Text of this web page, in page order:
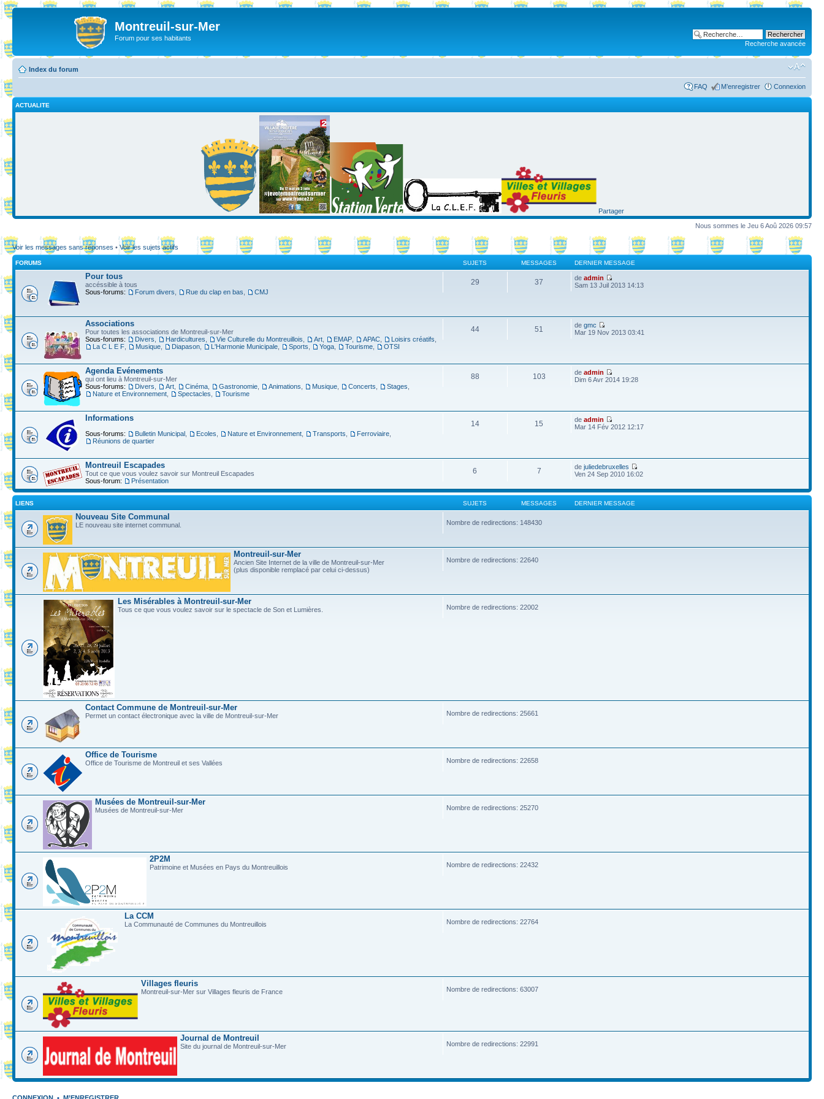
Montreuil-sur-Mer
Forum pour ses habitants
Recherche avancée
Index du forum
FAQ M’enregistrer Connexion
ACTUALITE
Partager
Nous sommes le Jeu 6 Aoû 2026 09:57
Voir les messages sans réponses •Voir les sujets actifs
FORUMS SUJETS MESSAGES DERNIER MESSAGE
Pour tous
accéssible à tous
Sous-forums:
Forum divers Rue du clap en bas CMJ
29 37 deadmin
Sam 13 Juil 2013 14:13
Associations
Pour toutes les associations de Montreuil-sur-Mer
Sous-forums:
Divers Hardicultures Vie Culturelle du Montreuillois Art EMAP APAC Loisirs créatifs
La C L E F
Musique Diapason L'Harmonie Municipale Sports Yoga Tourisme OTSI
44 51 degmc
Mar 19 Nov 2013 03:41
Agenda Evénements
qui ont lieu à Montreuil-sur-Mer
Sous-forums:
Divers Art Cinéma Gastronomie Animations Musique Concerts Stages
Nature et Environnement
Spectacles Tourisme
88 103 deadmin
Dim 6 Avr 2014 19:28
Informations
Sous-forums: Bulletin Municipal Ecoles Nature et Environnement Transports Ferroviaire
Réunions de quartier
14 15 deadmin
Mar 14 Fév 2012 12:17
Montreuil Escapades
Tout ce que vous voulez savoir sur Montreuil Escapades
Sous-forum:
Présentation
6 7 dejuliedebruxelles
Ven 24 Sep 2010 16:02
LIENS SUJETS MESSAGES DERNIER MESSAGE
Nouveau Site Communal
LE nouveau site internet communal. Nombre de redirections: 148430
Montreuil-sur-Mer
Ancien Site Internet de la ville de Montreuil-sur-Mer
(plus disponible remplacé par celui ci-dessus)
Nombre de redirections: 22640
Les Misérables à Montreuil-sur-Mer
Tous ce que vous voulez savoir sur le spectacle de Son et Lumières. Nombre de redirections: 22002
Contact Commune de Montreuil-sur-Mer
Permet un contact électronique avec la ville de Montreuil-sur-Mer Nombre de redirections: 25661
Office de Tourisme
Office de Tourisme de Montreuil et ses Vallées Nombre de redirections: 22658
Musées de Montreuil-sur-Mer
Musées de Montreuil-sur-Mer Nombre de redirections: 25270
2P2M
Patrimoine et Musées en Pays du Montreuillois Nombre de redirections: 22432
La CCM
La Communauté de Communes du Montreuillois Nombre de redirections: 22764
Villages fleuris
Montreuil-sur-Mer sur Villages fleuris de France Nombre de redirections: 63007
Journal de Montreuil
Site du journal de Montreuil-sur-Mer Nombre de redirections: 22991